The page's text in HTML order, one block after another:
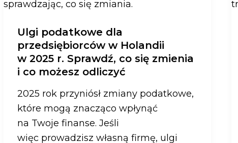
Ulgi podatkowe dla
przedsiębiorców w Holandii
w 2025 r. Sprawdź, co się zmienia
i co możesz odliczyć
2025 rok przyniósł zmiany podatkowe,
które mogą znacząco wpłynąć
na Twoje finanse. Jeśli
więc prowadzisz własną firmę, ulgi